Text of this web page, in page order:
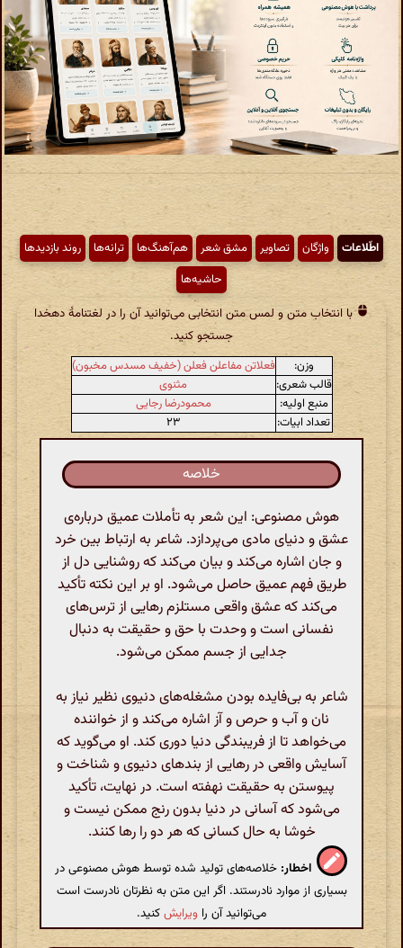
اطّلاعات واژگان تصاویر مشق شعر هم‌آهنگ‌ها ترانه‌ها
روند بازدیدها
حاشیه‌ها
با انتخاب متن و لمس متن انتخابی می‌توانید آن را در لغتنامهٔ دهخدا
جستجو کنید.
وزن:
فعلاتن مفاعلن فعلن (خفیف مسدس مخبون)
قالب شعری:
مثنوی
منبع اولیه:
محمودرضا رجایی
تعداد ابیات:
۲۳
خلاصه
هوش مصنوعی: این شعر به تأملات عمیق درباره‌ی
عشق و دنیای مادی می‌پردازد. شاعر به ارتباط بین خرد
و جان اشاره می‌کند و بیان می‌کند که روشنایی دل از
طریق فهم عمیق حاصل می‌شود. او بر این نکته تأکید
می‌کند که عشق واقعی مستلزم رهایی از ترس‌های
نفسانی است و وحدت با حق و حقیقت به دنبال
جدایی از جسم ممکن می‌شود.
شاعر به بی‌فایده بودن مشغله‌های دنیوی نظیر نیاز به
نان و آب و حرص و آز اشاره می‌کند و از خواننده
می‌خواهد تا از فریبندگی دنیا دوری کند. او می‌گوید که
آسایش واقعی در رهایی از بندهای دنیوی و شناخت و
پیوستن به حقیقت نهفته است. در نهایت، تأکید
می‌شود که آسانی در دنیا بدون رنج ممکن نیست و
خوشا به حال کسانی که هر دو را رها کنند.
اخطار: خلاصه‌های تولید شده توسط هوش مصنوعی در
بسیاری از موارد نادرستند. اگر این متن به نظرتان نادرست است
می‌توانید آن را ویرایشکنید.